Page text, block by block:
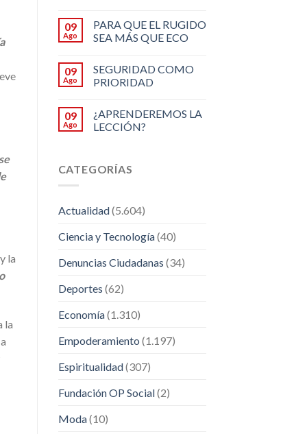
la
la
09
Ago
PARA QUE EL RUGIDO
SEA MÁS QUE ECO
09
Ago
SEGURIDAD COMO
PRIORIDAD
09
Ago
¿APRENDEREMOS LA
LECCIÓN?
CATEGORÍAS
Actualidad(5.604)
Ciencia y Tecnología(40)
Denuncias Ciudadanas (34)
Deportes (62)
Economía(1.310)
Empoderamiento (1.197)
Espiritualidad(307)
Fundación OP Social(2)
Moda(10)